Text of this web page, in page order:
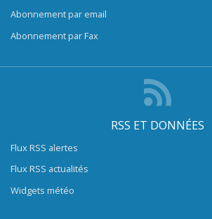
Abonnement par email
Abonnement par Fax
RSS ET DONNÉES
Flux RSS alertes
Flux RSS actualités
Widgets météo